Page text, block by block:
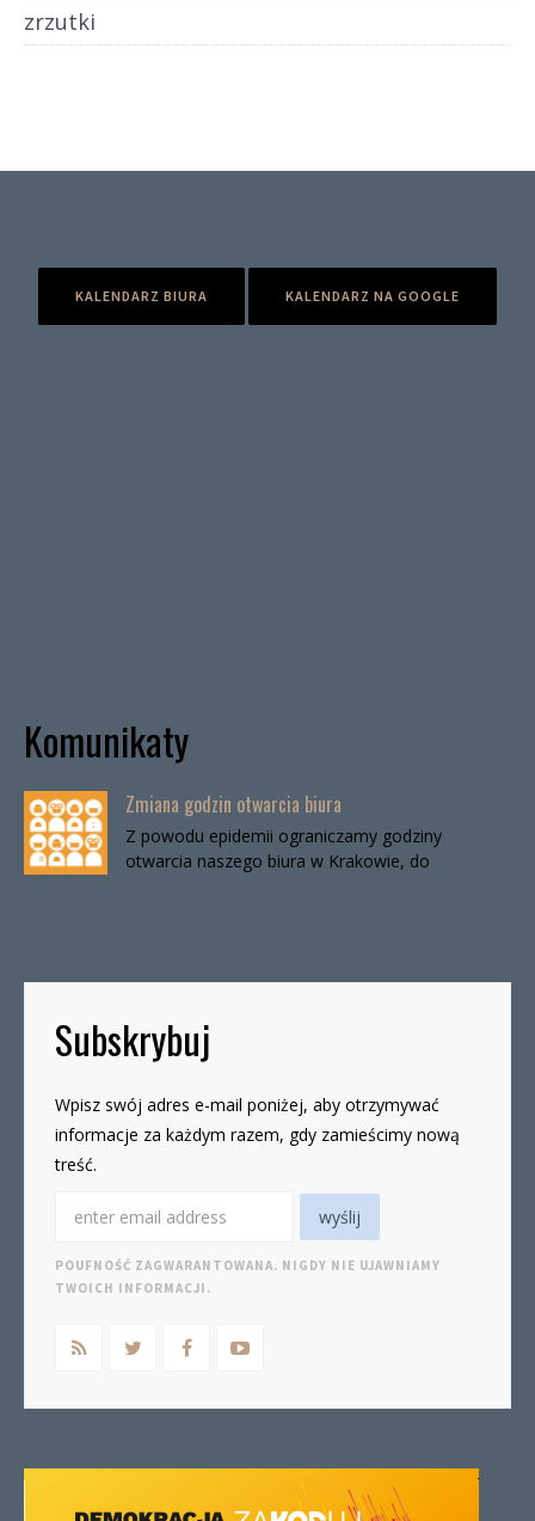
zrzutki
KALENDARZ BIURA KALENDARZ NA GOOGLE
Komunikaty
Zmiana godzin otwarcia biura
Z powodu epidemii ograniczamy godziny
otwarcia naszego biura w Krakowie, do
Subskrybuj
Wpisz swój adres e-mail poniżej, aby otrzymywać
informacje za każdym razem, gdy zamieścimy nową
treść.
POUFNOŚĆ ZAGWARANTOWANA. NIGDY NIE UJAWNIAMY
TWOICH INFORMACJI.